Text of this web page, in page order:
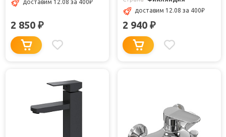
доставим 12.08 за 400₽
2 850 ₽
доставим 12.08 за 400₽
2 940 ₽